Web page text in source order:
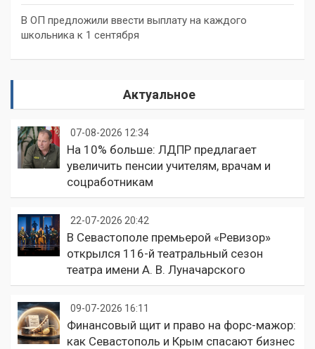
В ОП предложили ввести выплату на каждого
школьника к 1 сентября
Актуальное
07-08-2026 12:34
На 10% больше: ЛДПР предлагает
увеличить пенсии учителям, врачам и
соцработникам
22-07-2026 20:42
В Севастополе премьерой «Ревизор»
открылся 116-й театральный сезон
театра имени А. В. Луначарского
09-07-2026 16:11
Финансовый щит и право на форс-мажор:
как Севастополь и Крым спасают бизнес